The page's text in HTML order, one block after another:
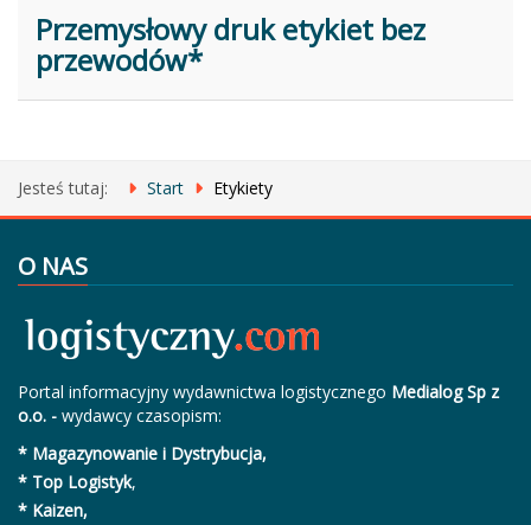
Przemysłowy druk etykiet bez
przewodów*
Jesteś tutaj: Start Etykiety
O NAS
Portal informacyjny wydawnictwa logistycznego Medialog Sp z
o.o. - wydawcy czasopism:
* Magazynowanie i Dystrybucja,
* Top Logistyk,
* Kaizen,